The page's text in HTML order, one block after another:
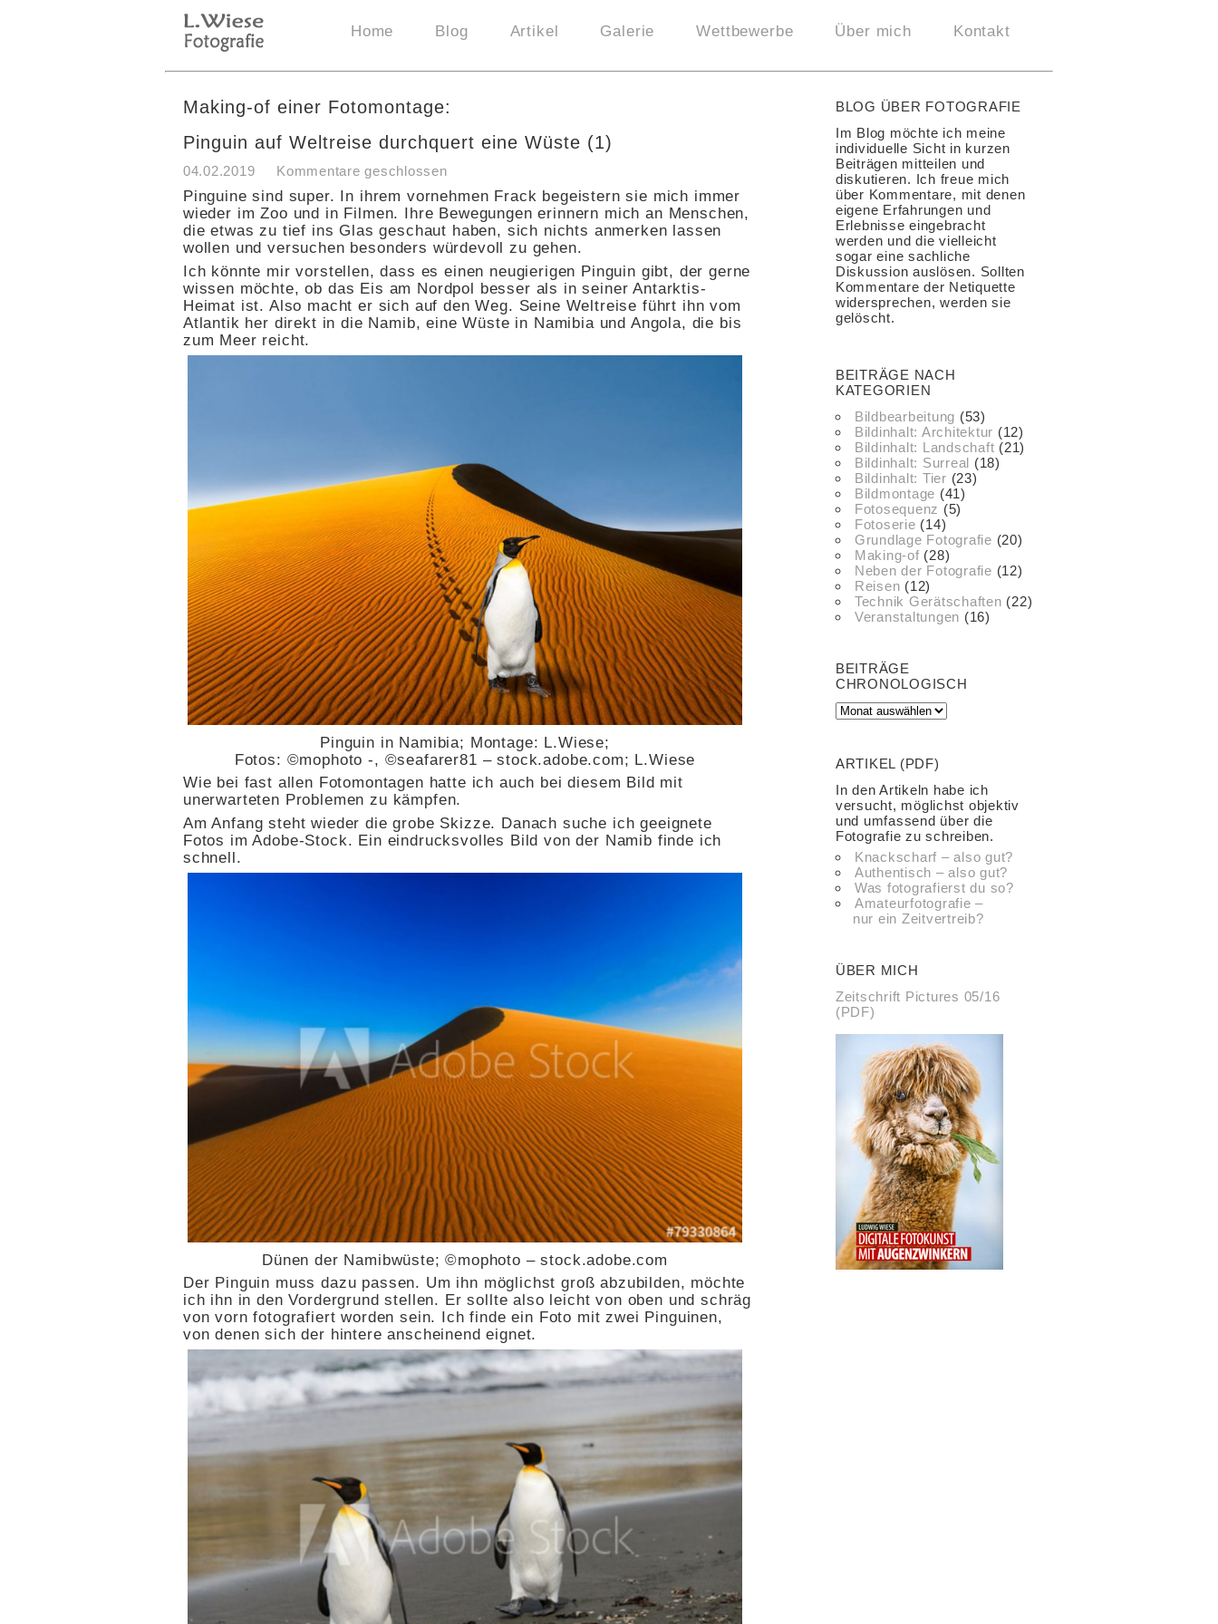
Home Blog Artikel Galerie Wettbewerbe Über mich Kontakt
Making-of einer Fotomontage:
Pinguin auf Weltreise durchquert eine Wüste (1)
04.02.2019 Kommentare geschlossen
Pinguine sind super. In ihrem vornehmen Frack begeistern sie mich immer
wieder im Zoo und in Filmen. Ihre Bewegungen erinnern mich an Menschen,
die etwas zu tief ins Glas geschaut haben, sich nichts anmerken lassen
wollen und versuchen besonders würdevoll zu gehen.
Ich könnte mir vorstellen, dass es einen neugierigen Pinguin gibt, der gerne
wissen möchte, ob das Eis am Nordpol besser als in seiner Antarktis-
Heimat ist. Also macht er sich auf den Weg. Seine Weltreise führt ihn vom
Atlantik her direkt in die Namib, eine Wüste in Namibia und Angola, die bis
zum Meer reicht.
Pinguin in Namibia; Montage: L.Wiese;
Fotos: ©mophoto -, ©seafarer81 – stock.adobe.com; L.Wiese
Wie bei fast allen Fotomontagen hatte ich auch bei diesem Bild mit
unerwarteten Problemen zu kämpfen.
Am Anfang steht wieder die grobe Skizze. Danach suche ich geeignete
Fotos im Adobe-Stock. Ein eindrucksvolles Bild von der Namib finde ich
schnell.
Dünen der Namibwüste; ©mophoto – stock.adobe.com
Der Pinguin muss dazu passen. Um ihn möglichst groß abzubilden, möchte
ich ihn in den Vordergrund stellen. Er sollte also leicht von oben und schräg
von vorn fotografiert worden sein. Ich finde ein Foto mit zwei Pinguinen,
von denen sich der hintere anscheinend eignet.
BLOG ÜBER FOTOGRAFIE
Im Blog möchte ich meine
individuelle Sicht in kurzen
Beiträgen mitteilen und
diskutieren. Ich freue mich
über Kommentare, mit denen
eigene Erfahrungen und
Erlebnisse eingebracht
werden und die vielleicht
sogar eine sachliche
Diskussion auslösen. Sollten
Kommentare der Netiquette
widersprechen, werden sie
gelöscht.
BEITRÄGE NACH
KATEGORIEN
Bildbearbeitung (53)
Bildinhalt: Architektur (12)
Bildinhalt: Landschaft (21)
Bildinhalt: Surreal (18)
Bildinhalt: Tier (23)
Bildmontage (41)
Fotosequenz (5)
Fotoserie (14)
Grundlage Fotografie (20)
Making-of (28)
Neben der Fotografie (12)
Reisen (12)
Technik Gerätschaften (22)
Veranstaltungen (16)
BEITRÄGE
CHRONOLOGISCH
ARTIKEL (PDF)
In den Artikeln habe ich
versucht, möglichst objektiv
und umfassend über die
Fotografie zu schreiben.
Knackscharf – also gut?
Authentisch – also gut?
Was fotografierst du so?
Amateurfotografie –
nur ein Zeitvertreib?
ÜBER MICH
Zeitschrift Pictures 05/16
(PDF)